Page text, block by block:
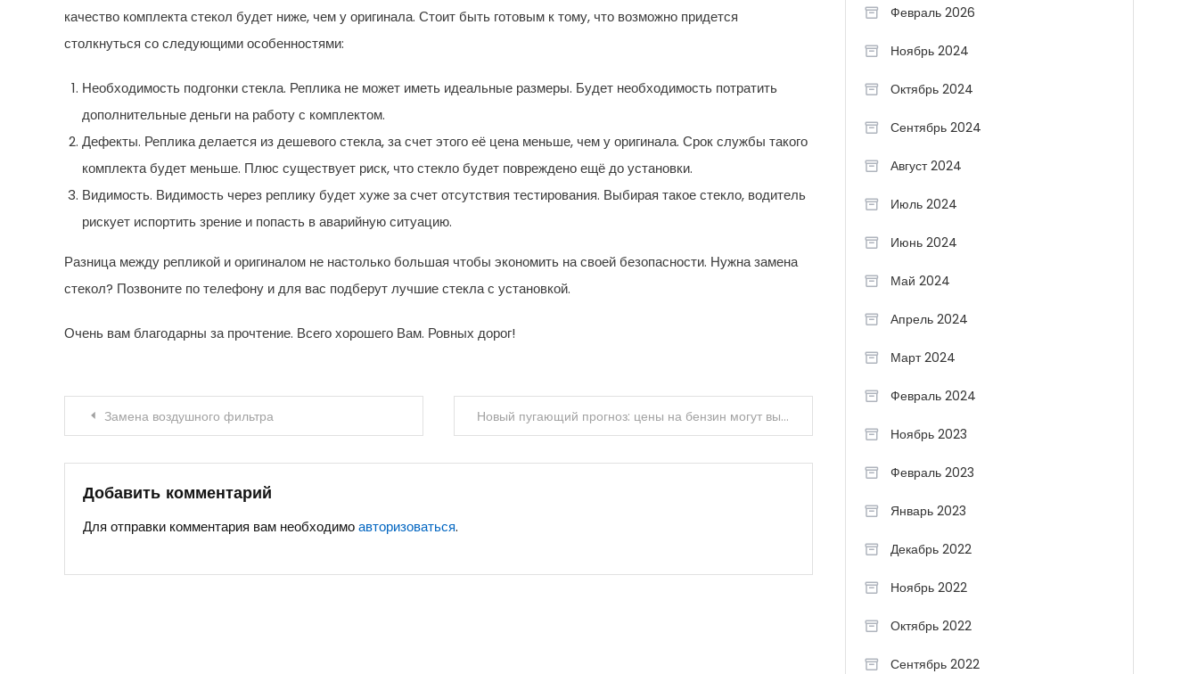
качество комплекта стекол будет ниже, чем у оригинала. Стоит быть готовым к тому, что возможно придется
столкнуться со следующими особенностями:
Необходимость подгонки стекла. Реплика не может иметь идеальные размеры. Будет необходимость потратить
дополнительные деньги на работу с комплектом.
Дефекты. Реплика делается из дешевого стекла, за счет этого её цена меньше, чем у оригинала. Срок службы такого
комплекта будет меньше. Плюс существует риск, что стекло будет повреждено ещё до установки.
Видимость. Видимость через реплику будет хуже за счет отсутствия тестирования. Выбирая такое стекло, водитель
рискует испортить зрение и попасть в аварийную ситуацию.
Разница между репликой и оригиналом не настолько большая чтобы экономить на своей безопасности. Нужна замена
стекол? Позвоните по телефону и для вас подберут лучшие стекла с установкой.
Очень вам благодарны за прочтение. Всего хорошего Вам. Ровных дорог!
Навигация
записям
Замена воздушного фильтра Новый пугающий прогноз: цены на бензин могут вырасти на 2-3 рубля уже этой осенью
Добавить комментарий
Для отправки комментария вам необходимоавторизоваться.
Февраль 2026
Ноябрь 2024
Октябрь 2024
Сентябрь 2024
Август 2024
Июль 2024
Июнь 2024
Май 2024
Апрель 2024
Март 2024
Февраль 2024
Ноябрь 2023
Февраль 2023
Январь 2023
Декабрь 2022
Ноябрь 2022
Октябрь 2022
Сентябрь 2022